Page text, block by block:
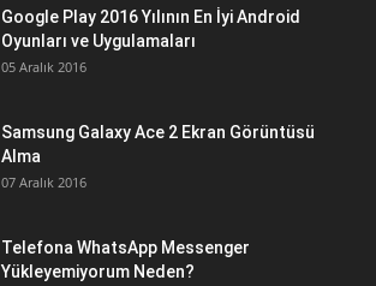
Google Play 2016 Yılının En İyi Android
Oyunları ve Uygulamaları
05 Aralık 2016
Samsung Galaxy Ace 2 Ekran Görüntüsü
Alma
07 Aralık 2016
Telefona WhatsApp Messenger
Yükleyemiyorum Neden?